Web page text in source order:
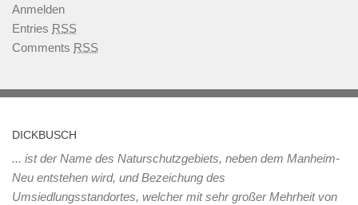
Anmelden
Entries RSS
Comments RSS
DICKBUSCH
... ist der Name des Naturschutzgebiets, neben dem Manheim-
Neu entstehen wird, und Bezeichung des
Umsiedlungsstandortes, welcher mit sehr großer Mehrheit von